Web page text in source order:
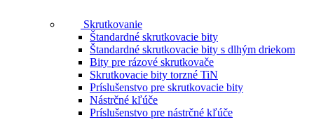
Skrutkovanie
Štandardné skrutkovacie bity
Štandardné skrutkovacie bity s dlhým driekom
Bity pre rázové skrutkovače
Skrutkovacie bity torzné TiN
Príslušenstvo pre skrutkovacie bity
Nástrčné kľúče
Príslušenstvo pre nástrčné kľúče